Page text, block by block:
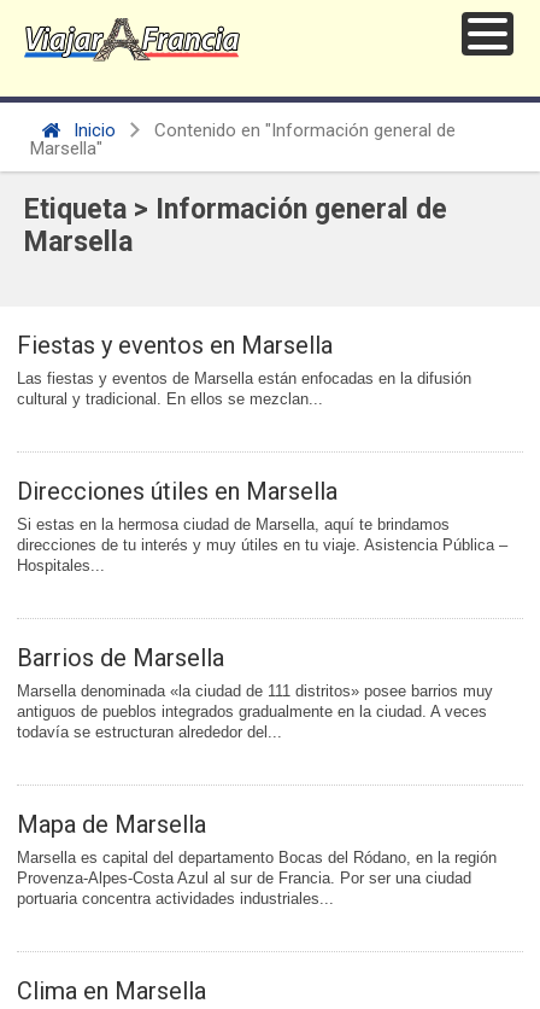
Inicio
Contenido en "Información general de
Marsella"
Etiqueta > Información general de
Marsella
Fiestas y eventos en Marsella
Las fiestas y eventos de Marsella están enfocadas en la difusión
cultural y tradicional. En ellos se mezclan...
Direcciones útiles en Marsella
Si estas en la hermosa ciudad de Marsella, aquí te brindamos
direcciones de tu interés y muy útiles en tu viaje. Asistencia Pública –
Hospitales...
Barrios de Marsella
Marsella denominada «la ciudad de 111 distritos» posee barrios muy
antiguos de pueblos integrados gradualmente en la ciudad. A veces
todavía se estructuran alrededor del...
Mapa de Marsella
Marsella es capital del departamento Bocas del Ródano, en la región
Provenza-Alpes-Costa Azul al sur de Francia. Por ser una ciudad
portuaria concentra actividades industriales...
Clima en Marsella